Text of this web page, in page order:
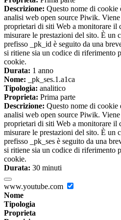
Descrizione: Questo nome di cookie
analisi web open source Piwik.
proprietari di siti Web a monitorare il
misurare le prestazioni del sito. È un
prefisso _pk_id è seguito da una
si ritiene sia un codice di riferimento
cookie.
Durata: 1 anno
Nome: _pk_ses.1.a1ca
Tipologia: analitico
Proprieta: Prima parte
Descrizione: Questo nome di cookie
analisi web open source Piwik.
proprietari di siti Web a monitorare il
misurare le prestazioni del sito. È un
prefisso _pk_ses è seguito da una
si ritiene sia un codice di riferimento
cookie.
Durata: 30 minuti
www.youtube.com
Nome
Tipologia
Proprieta